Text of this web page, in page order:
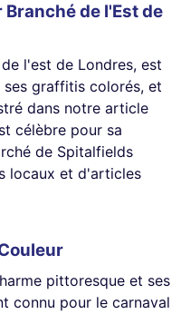
de l'Est de
l'est de Londres, est
graffitis colorés, et
dans notre article
célèbre pour sa
de Spitalfields
locaux et d'articles
pittoresque et ses
connu pour le carnaval